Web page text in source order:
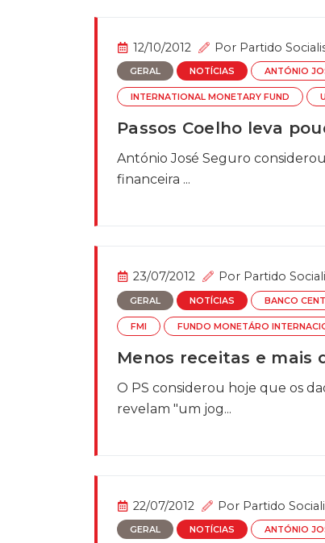
12/10/2012 Por Partido
GERAL NOTÍCIAS ANTÓNIO
INTERNATIONAL MONETARY FUND
Passos Coelho leva
António José Seguro
financeira ...
23/07/2012 Por Partido
GERAL NOTÍCIAS BANCO
FMI FUNDO MONETÁRO
Menos receitas e mais
O PS considerou hoje que os
revelam "um jog...
22/07/2012 Por Partido
GERAL NOTÍCIAS ANTÓNIO